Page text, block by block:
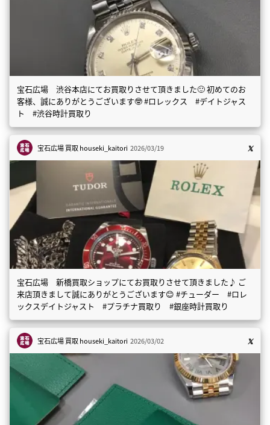
宝石広場 渋谷本店にてお買取りさせて頂きました🙂 初めてのお
客様、誠にありがとうございます🤓 #ロレックス #デイトジャス
ト #渋谷時計買取り
宝石広場 買取houseki_kaitori 2026/03/19
宝石広場 新橋買取ショップにてお買取りさせて頂きました♪ ご
来店頂きまして誠にありがとうございます😊 #チューダー #ロレ
ックスデイトジャスト #プラチナ買取り #銀座時計買取り
宝石広場 買取houseki_kaitori 2026/03/02